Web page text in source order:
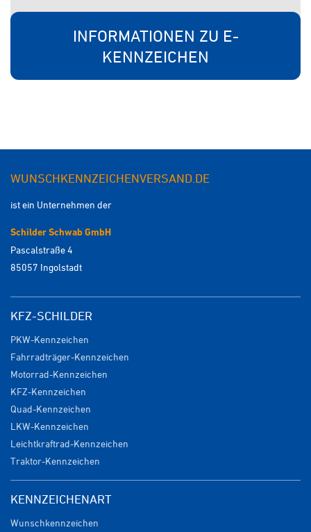
INFORMATIONEN ZU E-
KENNZEICHEN
WUNSCHKENNZEICHENVERSAND.DE
ist ein Unternehmen der
Schilder Schwab GmbH
Pascalstraße 4
85057 Ingolstadt
KFZ-SCHILDER
PKW-Kennzeichen
Fahrradträger-Kennzeichen
Motorrad-Kennzeichen
KFZ-Kennzeichen
Quad-Kennzeichen
LKW-Kennzeichen
Leichtkraftrad-Kennzeichen
Traktor-Kennzeichen
KENNZEICHENART
Wunschkennzeichen